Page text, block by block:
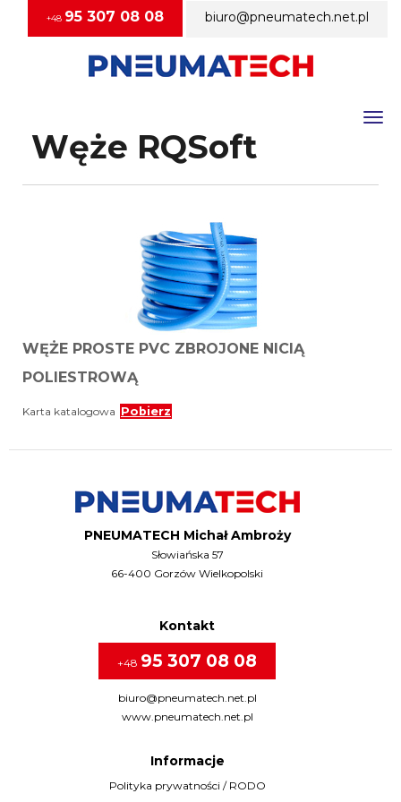
+48 95 307 08 08 biuro@pneumatech.net.pl
Węże RQSoft
WĘŻE PROSTE PVC ZBROJONE NICIĄ
POLIESTROWĄ
Karta katalogowa Pobierz
PNEUMATECH Michał Ambroży
Słowiańska 57
66-400 Gorzów Wielkopolski
Kontakt
+48 95 307 08 08
biuro@pneumatech.net.pl
www.pneumatech.net.pl
Informacje
Polityka prywatności / RODO